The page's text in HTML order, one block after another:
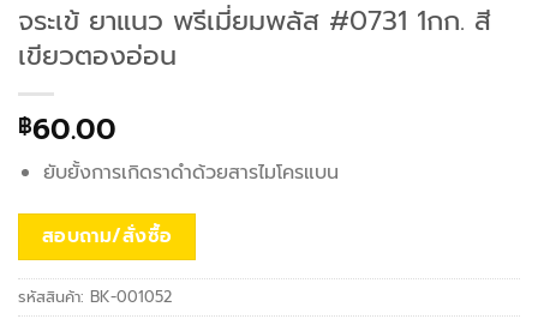
จระเข้ ยาแนว พรีเมี่ยมพลัส #0731 1กก. สี
เขียวตองอ่อน
฿60.00
ยับยั้งการเกิดราดำด้วยสารไมโครแบน
สอบถาม/สั่งซื้อ
รหัสสินค้า: BK-001052